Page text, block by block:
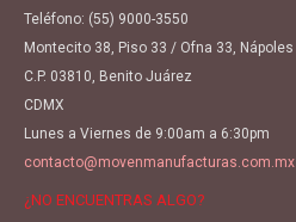
Teléfono: (55) 9000-3550
Montecito 38, Piso 33 / Ofna 33, Nápoles
C.P. 03810, Benito Juárez
CDMX
Lunes a Viernes de 9:00am a 6:30pm
contacto@movenmanufacturas.com.mx
¿NO ENCUENTRAS ALGO?